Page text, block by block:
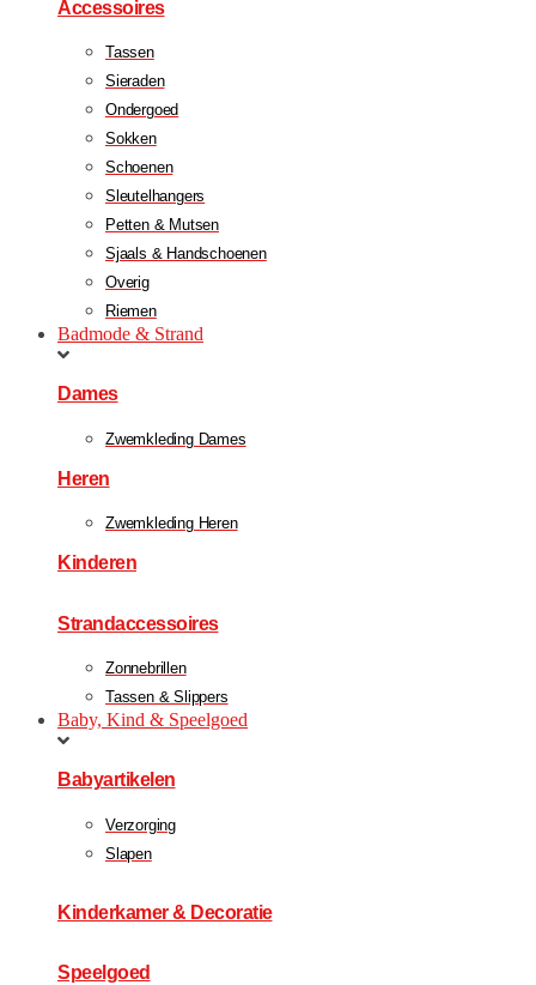
Accessoires
Tassen
Sieraden
Ondergoed
Sokken
Schoenen
Sleutelhangers
Petten & Mutsen
Sjaals & Handschoenen
Overig
Riemen
Badmode & Strand
Dames
Zwemkleding Dames
Heren
Zwemkleding Heren
Kinderen
Strandaccessoires
Zonnebrillen
Tassen & Slippers
Baby, Kind & Speelgoed
Babyartikelen
Verzorging
Slapen
Kinderkamer & Decoratie
Speelgoed